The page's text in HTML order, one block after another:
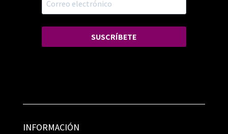
SUSCRÍBETE
INFORMACIÓN